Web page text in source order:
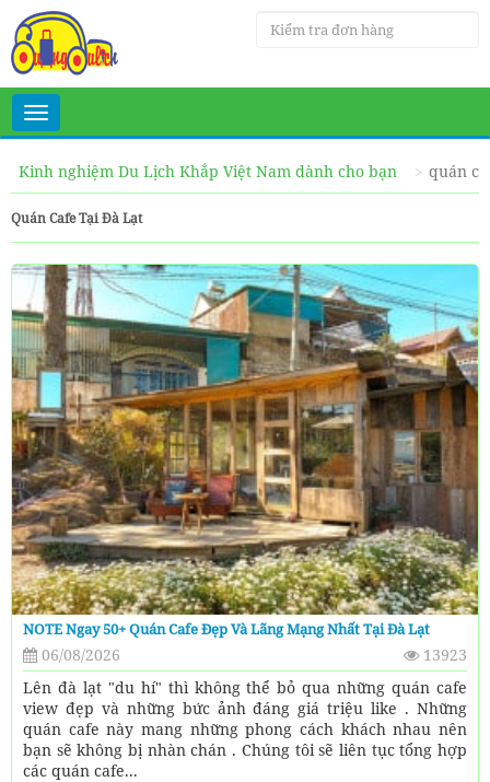
Toggle
navigation
Kinh nghiệm Du Lịch Khắp Việt Nam dành cho bạn
quán
Quán Cafe Tại Đà Lạt
NOTE Ngay 50+ Quán Cafe Đẹp Và Lãng Mạng Nhất Tại Đà Lạt
06/08/2026
13923
Lên đà lạt "du hí" thì không thể bỏ qua những quán cafe
view đẹp và những bức ảnh đáng giá triệu like . Những
quán cafe này mang những phong cách khách nhau nên
bạn sẽ không bị nhàn chán . Chúng tôi sẽ liên tục tổng hợp
các quán cafe...